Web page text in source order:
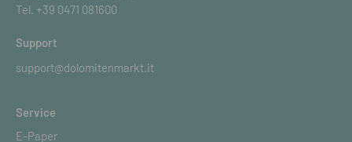
Tel. +39 0471 081600
Support
support@dolomitenmarkt.it
Service
E-Paper